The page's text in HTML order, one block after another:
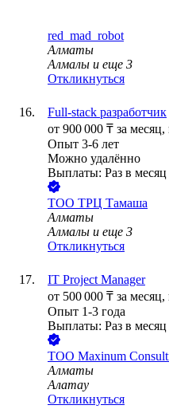
red_mad_robot
Алматы
Алмалы и еще 3
Откликнуться
Full-stack разработчик
от 900 000 ₸ за месяц,
Опыт 3-6 лет
Можно удалённо
Выплаты: Раз в месяц
ТОО ТРЦ Тамаша
Алматы
Алмалы и еще 3
Откликнуться
IT Project Manager
от 500 000 ₸ за месяц,
Опыт 1-3 года
Выплаты: Раз в месяц
ТОО Maxinum
Алматы
Алатау
Откликнуться